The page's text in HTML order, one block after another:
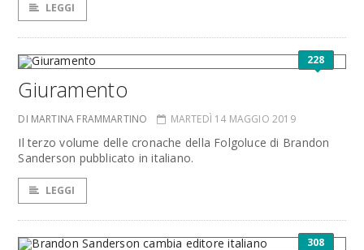
LEGGI
228
Giuramento
DI MARTINA FRAMMARTINO MARTEDÌ 14 MAGGIO 2019
Il terzo volume delle cronache della Folgoluce di Brandon
Sanderson pubblicato in italiano.
LEGGI
308